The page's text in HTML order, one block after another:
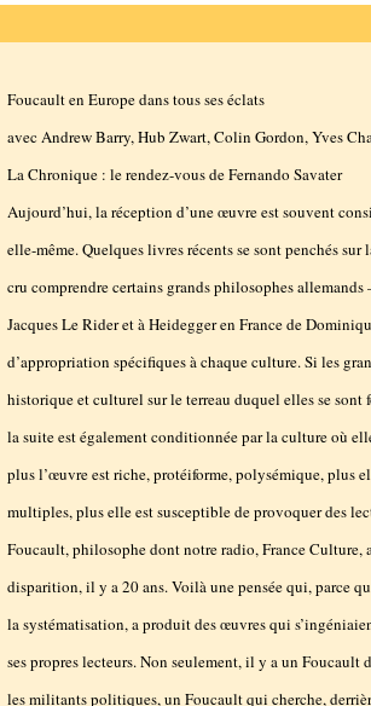
Foucault en Europe dans tous ses éclats
avec Andrew Barry, Hub Zwart, Colin Gordon, Yves
La Chronique : le rendez-vous de Fernando Savater
Aujourd’hui, la réception d’une œuvre est souvent
elle-même. Quelques livres récents se sont penchés
cru comprendre certains grands philosophes allemands
Jacques Le Rider et à Heidegger en France de
d’appropriation spécifiques à chaque culture. Si les
historique et culturel sur le terreau duquel elles se sont
la suite est également conditionnée par la culture où
plus l’œuvre est riche, protéiforme, polysémique, plus
multiples, plus elle est susceptible de provoquer des
Foucault, philosophe dont notre radio, France Culture,
disparition, il y a 20 ans. Voilà une pensée qui, parce
la systématisation, a produit des œuvres qui
ses propres lecteurs. Non seulement, il y a un
les militants politiques, un Foucault qui cherche,